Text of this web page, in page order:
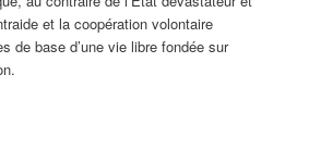
et la coopération volontaire
de base d’une vie libre fondée sur